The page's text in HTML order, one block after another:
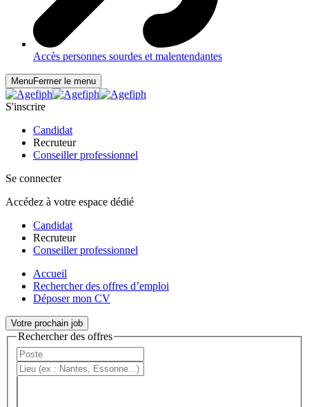
Accès personnes sourdes et malentendantes
MenuFermer le menu
S'inscrire
Candidat
Recruteur
Conseiller professionnel
Se connecter
Accédez à votre espace dédié
Candidat
Recruteur
Conseiller professionnel
Accueil
Rechercher des offres d’emploi
Déposer mon CV
Votre prochain job
Rechercher des offres